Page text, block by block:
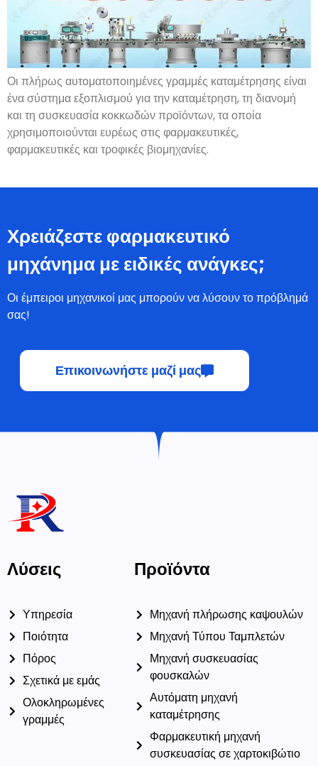
Οι πλήρως αυτοματοποιημένες γραμμές καταμέτρησης είναι
ένα σύστημα εξοπλισμού για την καταμέτρηση, τη διανομή
και τη συσκευασία κοκκωδών προϊόντων, τα οποία
χρησιμοποιούνται ευρέως στις φαρμακευτικές,
φαρμακευτικές και τροφικές βιομηχανίες.
Χρειάζεστε φαρμακευτικό
μηχάνημα με ειδικές ανάγκες;
Οι έμπειροι μηχανικοί μας μπορούν να λύσουν το πρόβλημά
σας!
Επικοινωνήστε μαζί μας
Λύσεις
Υπηρεσία
Ποιότητα
Πόρος
Σχετικά με εμάς
Ολοκληρωμένες
γραμμές
Προϊόντα
Μηχανή πλήρωσης καψουλών
Μηχανή Τύπου Ταμπλετών
Μηχανή συσκευασίας
φουσκαλών
Αυτόματη μηχανή
καταμέτρησης
Φαρμακευτική μηχανή
συσκευασίας σε χαρτοκιβώτιο